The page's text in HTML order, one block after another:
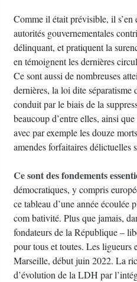
Comme il était prévisible, il s’en
autorités gouvernementales
délinquant, et pratiquent la
en témoignent les dernières
Ce sont aussi de nombreuses
dernières, la loi dite
conduit par le biais de la
beaucoup d’entre elles, ainsi
avec par exemple les douze
amendes forfaitaires délictuelles
Ce sont des fondements
démocratiques, y compris
ce tableau d’une année
com bativité. Plus que jamais,
fondateurs de la République –
pour tous et toutes. Les ligueurs
Marseille, début juin 2022. La
d’évolution de la LDH par